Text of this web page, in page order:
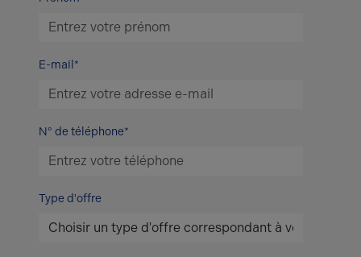
E-mail*
N° de téléphone*
Type d'offre